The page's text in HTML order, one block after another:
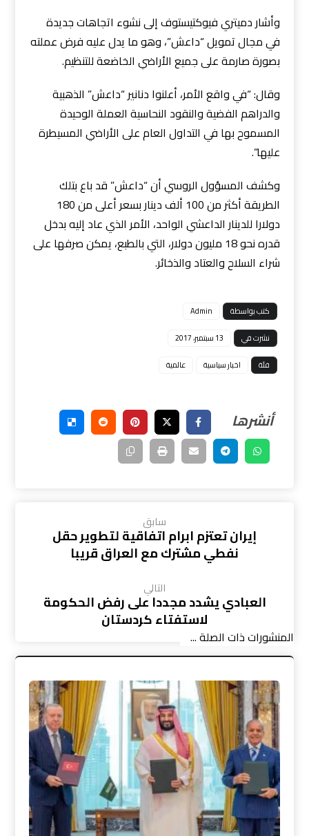
وأشار دميتري فيوكتيستوف إلى نشوء اتجاهات جديدة
في مجال تمويل “داعش”، وهو ما يدل عليه فرض عملته
بصورة صارمة على جميع الأراضي الخاضعة للتنظيم.
وقال: “في واقع الأمر، أعلنوا دنانير “داعش” الذهبية
والدراهم الفضية والنقود النحاسية العملة الوحيدة
المسموح بها في التداول العام على الأراضي المسيطرة
عليها”.
وكشف المسؤول الروسي أن “داعش” قد باع بتلك
الطريقة أكثر من 100 ألف دينار بسعر أعلى من 180
دولارا للدينار الداعشي الواحد، الأمر الذي عاد إليه بدخل
قدره نحو 18 مليون دولار، التي بالطبع، يمكن صرفها على
شراء السلاح والعتاد والذخائر.
كتب بواسطة
Admin
نشرت في
13 سبتمبر، 2017
فئة
اخبار سياسية عالمية
سابق
إيران تعتزم ابرام اتفاقية لتطوير حقل
نفطي مشترك مع العراق قريبا
التالي
العبادي يشدد مجددا على رفض الحكومة
لاستفتاء كردستان
المنشورات ذات الصلة ...